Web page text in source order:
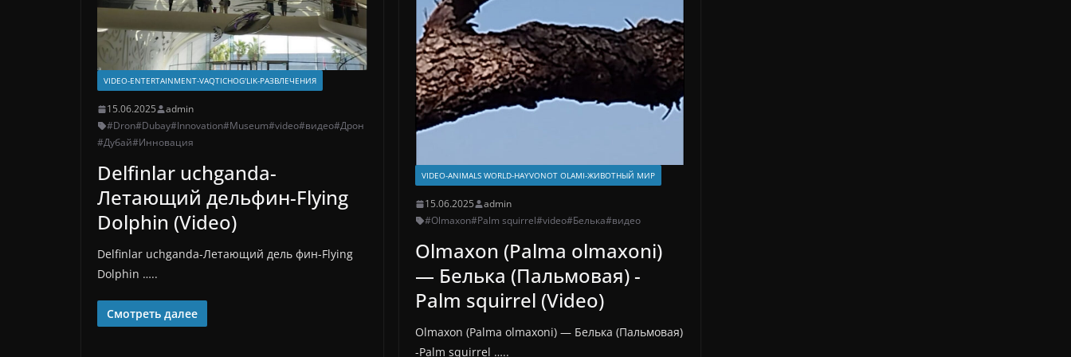
VIDEO-ENTERTAINMENT-VAQTICHOG'LIK-РАЗВЛЕЧЕНИЯ
15.06.2025
admin
#Dron#Dubay#Innovation#Museum#video#видео#Дрон
#Дубай#Инновация
Delfinlar uchganda-
Летающий дельфин-Flying
Dolphin (Video)
Delfinlar uchganda-Летающий дель фин-Flying
Dolphin …..
Смотреть далее
VIDEO-ANIMALS WORLD-HAYVONOT OLAMI-ЖИВОТНЫЙ МИР
15.06.2025
admin
#Olmaxon#Palm squirrel#video#Белька#видео
Olmaxon (Palma olmaxoni)
— Белька (Пальмовая) -
Palm squirrel (Video)
Olmaxon (Palma olmaxoni) — Белька (Пальмовая)
-Palm squirrel …..